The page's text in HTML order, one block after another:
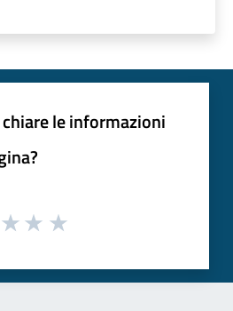
le informazioni